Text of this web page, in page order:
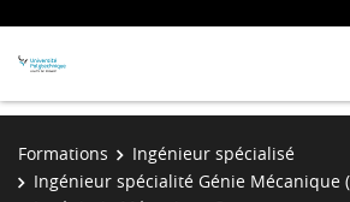
Formations
Ingénieur spécialisé
Ingénieur spécialité Génie Mécanique